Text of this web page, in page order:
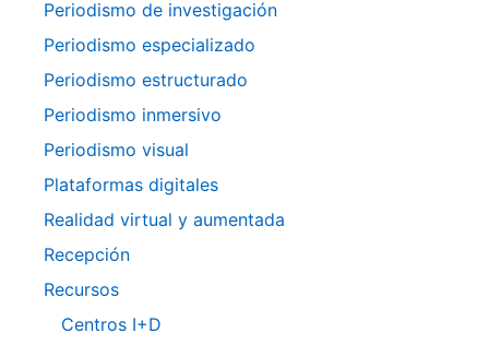
Periodismo de investigación
Periodismo especializado
Periodismo estructurado
Periodismo inmersivo
Periodismo visual
Plataformas digitales
Realidad virtual y aumentada
Recepción
Recursos
Centros I+D